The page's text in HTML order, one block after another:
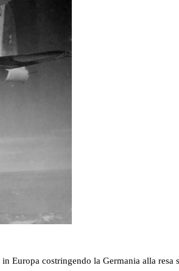
Europa costringendo la Germania alla